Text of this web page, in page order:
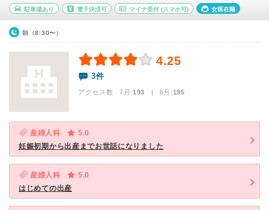
駐車場あり 電子決済可 マイナ受付 (スマホ可) 女医在籍
朝（8:30〜）
4.25
3件
アクセス数 7月:193 | 6月:195
産婦人科
5.0
妊娠初期から出産までお世話になりました
産婦人科
5.0
はじめての出産